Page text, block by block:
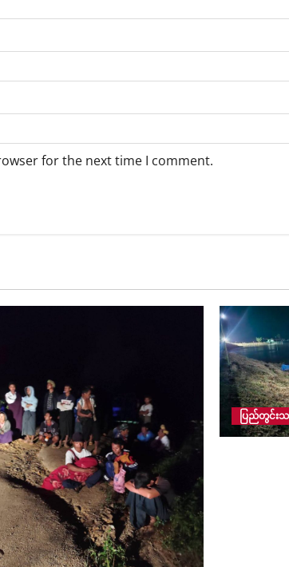
for the next time I comment.
ပြည်တွင်း